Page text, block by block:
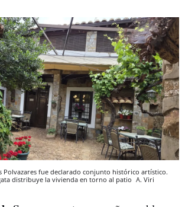
Polvazares fue declarado conjunto histórico artístico.
distribuye la vivienda en torno al patio A. Viri